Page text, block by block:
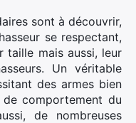
sont à découvrir,
se respectant,
taille mais aussi, leur
Un véritable
des armes bien
comportement du
de nombreuses